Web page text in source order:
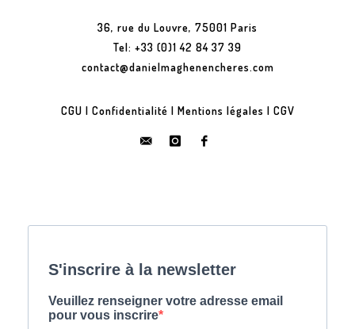
36, rue du Louvre, 75001 Paris
Tel: +33 (0)1 42 84 37 39
contact@danielmaghenencheres.com
CGU | Confidentialité | Mentions légales | CGV